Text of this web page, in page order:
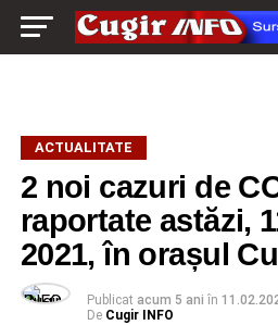
ACTUALITATE
2 noi cazuri de
raportate astăzi,
2021, în orașul
Publicat acum 5 ani în
De Cugir INFO